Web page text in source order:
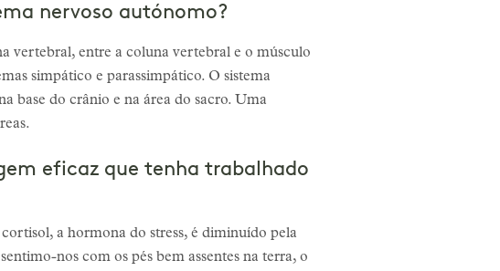
nervoso autónomo?
vertebral, entre a coluna vertebral e o músculo
simpático e parassimpático. O sistema
base do crânio e na área do sacro. Uma
eficaz que tenha trabalhado
a hormona do stress, é diminuído pela
nos com os pés bem assentes na terra, o